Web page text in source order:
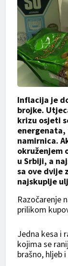
Inflacija je
brojke.
krizu osjeti
energenata,
namirnica.
okruženjem
u Srbiji, a
sa ove dvije
najskuplje
Razočarenje
prilikom
Jedna kesa i
kojima se
brašno, hljeb